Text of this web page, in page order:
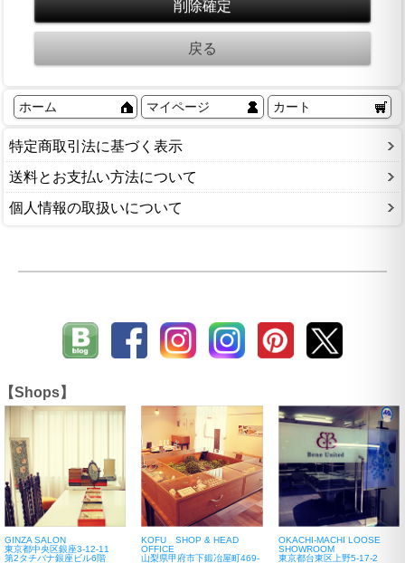
ホーム マイページ カート
特定商取引法に基づく表示
送料とお支払い方法について
個人情報の取扱いについて
【Shops】
GINZA SALON
東京都中央区銀座3-12-11
第2タチバナ銀座ビル6階
KOFU SHOP & HEAD
OFFICE
山梨県甲府市下鍛冶屋町469-
OKACHI-MACHI LOOSE
SHOWROOM
東京都台東区上野5-17-2